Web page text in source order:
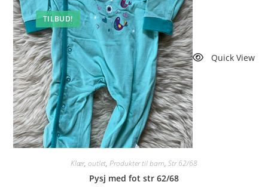
TILBUD!
Quick View
Klær, outlet, Produkter til barn, Str 62/68
Pysj med fot str 62/68